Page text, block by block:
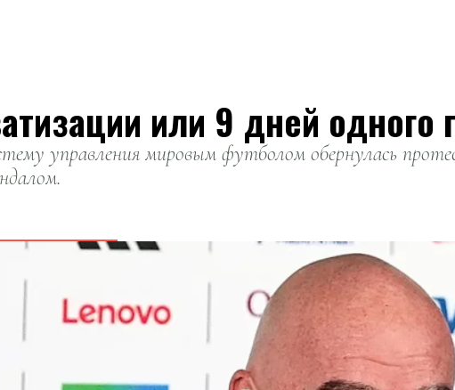
или 9 дней одного
управления мировым футболом обернулась